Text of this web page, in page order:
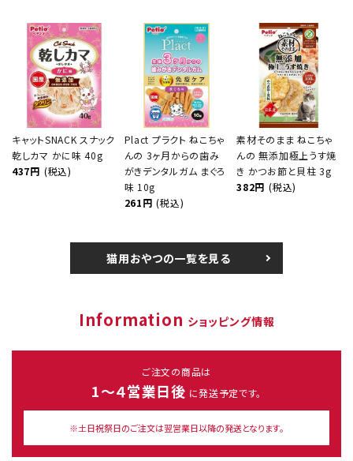
キャットSNACK スナック
乾しカマ かに味 40g
437円 (税込)
Plact プラクト ねこちゃ
んの 3ヶ月からの歯み
がきデンタルガム まぐろ
味 10g
261円 (税込)
素材そのまま ねこちゃ
んの 無添加極上うす焼
き かつお節と貝柱 3g
382円 (税込)
猫用おやつの一覧を見る
Information ショッピング情報
ご注文の商品は
1～４営業日後 に発送予定です。
※土日祝祭日のご注文は翌営業日以降の発送となります。